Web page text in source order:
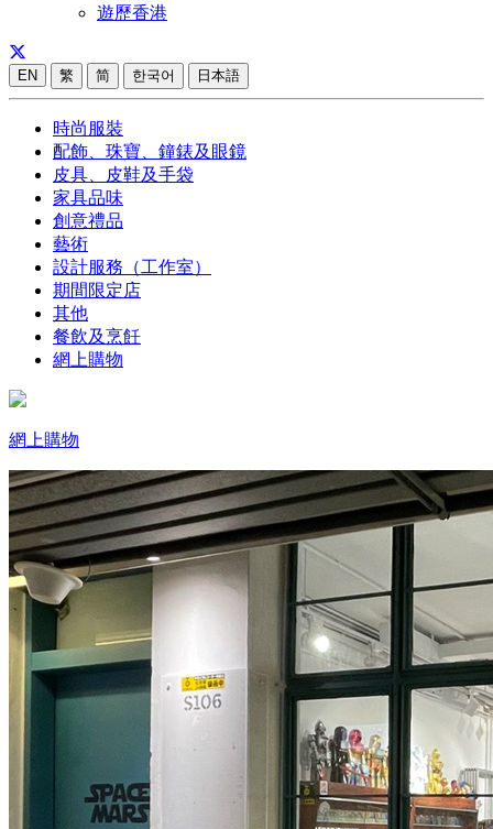
遊歷香港
EN 繁 简 한국어 日本語
時尚服裝
配飾、珠寶、鐘錶及眼鏡
皮具、皮鞋及手袋
家具品味
創意禮品
藝術
設計服務（工作室）
期間限定店
其他
餐飲及烹飪
網上購物
網上購物